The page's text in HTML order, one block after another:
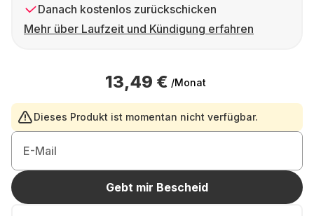
Danach kostenlos zurückschicken
Mehr über Laufzeit und Kündigung erfahren
13,49 € /Monat
Dieses Produkt ist momentan nicht verfügbar.
E-Mail
Gebt mir Bescheid